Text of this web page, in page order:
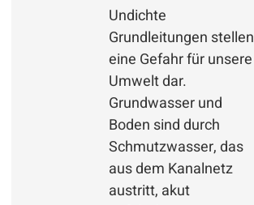
Undichte
Grundleitungen stellen
eine Gefahr für unsere
Umwelt dar.
Grundwasser und
Boden sind durch
Schmutzwasser, das
aus dem Kanalnetz
austritt, akut